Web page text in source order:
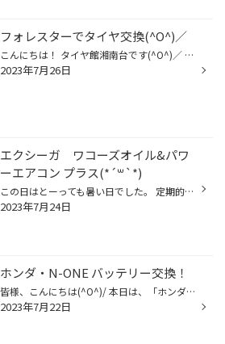
フォレスターでタイヤ交換(^O^)／
こんにちは！ タイヤ館湘南台です(^O^)／ 本日はフォレスターでタイヤ交換の事例です！ タイヤ交換の時期にきていた為 当店をご利用頂きました！ 本日交換して頂きましたタイヤは デューラーH/L850 SUV4x4専用タイヤになります。 乗り心地や静かさに特化しておりまして 大変ご好評いただいておりま...
2023年7月26日
エクシーガ ワコーズオイル&パワ
ーエアコン プラス(*´꒳`*)
この日はとーっても暑い日でした。 定期的にオイル交換でご来店頂いているお客様です。 いつものオイルは ワコーズのプロステージS 10w40です。 オイル交換2回に1回の目安でフィルター（エレメント）交換もしてもらっています。 そしてこの気温で気になって、作業させていただいたのはこちらです！...
2023年7月24日
ホンダ・N-ONE バッテリー交換！
皆様、こんにちは(^O^)/ 本日は、「ホンダ・N-ONE」の バッテリー交換をさせて頂きました！ 交換したバッテリーは、 GSユアサ「エコRレボリューション」！ アイドリングストップ車対応！ 高速充電・長寿命！と 最近のエコカーに必要な機能が詰まった 高性能バッテリーです♪ 詳しくはこちら こちらが...
2023年7月22日